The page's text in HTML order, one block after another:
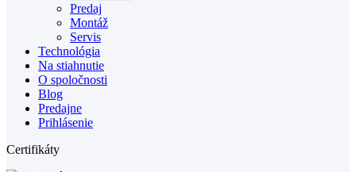
Predaj
Montáž
Servis
Technológia
Na stiahnutie
O spoločnosti
Blog
Predajne
Prihlásenie
Certifikáty